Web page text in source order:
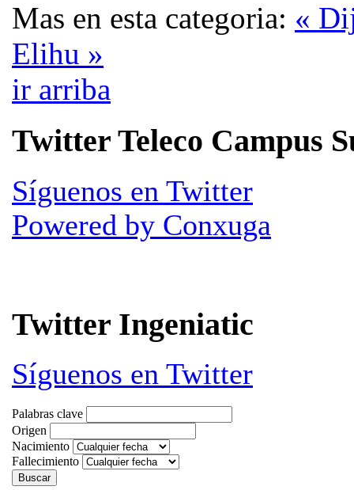
Mas en esta categoria: «
Elihu »
ir arriba
Twitter Teleco Campus
Síguenos en Twitter
Powered by Conxuga
Twitter Ingeniatic
Síguenos en Twitter
Palabras clave
Origen
Nacimiento
Fallecimiento